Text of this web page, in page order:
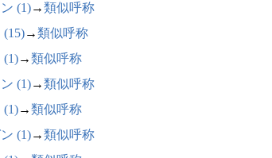
(1)→類似呼称
(15)→類似呼称
(1)→類似呼称
(1)→類似呼称
(1)→類似呼称
(1)→類似呼称